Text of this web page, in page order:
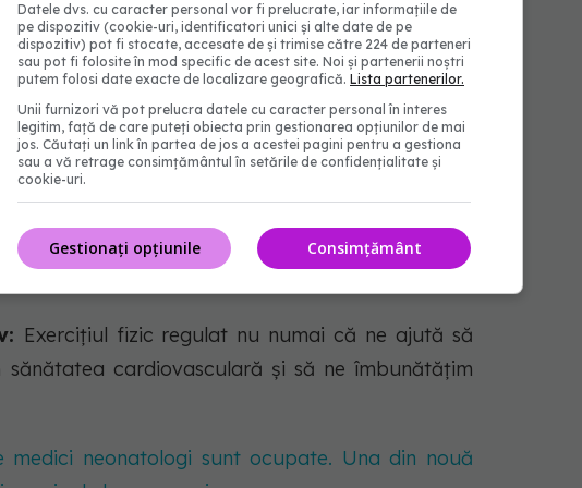
calorii și nutrienți esențiali.
în avans ne poate ajuta să ne gestionăm mai
alimentare nesănătoase sau excesul de calorii.
în restaurante și fast-food-uri:
restaurantelor și fast-food-urilor, putem
atunci când mâncăm în afara casei.
Exercițiul fizic regulat nu numai că ne ajută să
cardiovasculară și să ne îmbunătățim
neonatologi sunt ocupate. Una din nouă
Datele dvs. cu caracter personal vor fi prelucrate, iar informațiile de
pe dispozitiv (cookie-uri, identificatori unici și alte date de pe
dispozitiv) pot fi stocate, accesate de și trimise către 224 de parteneri
sau pot fi folosite în mod specific de acest site. Noi și partenerii noștri
putem folosi date exacte de localizare geografică. Lista partenerilor.
Unii furnizori vă pot prelucra datele cu caracter personal în interes
legitim, față de care puteți obiecta prin gestionarea opțiunilor de mai
jos. Căutați un link în partea de jos a acestei pagini pentru a gestiona
sau a vă retrage consimțământul în setările de confidențialitate și
cookie-uri.
Consimțământ
Gestionați opțiunile